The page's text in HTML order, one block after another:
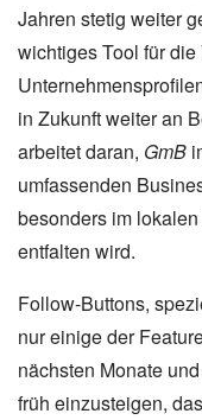
Jahren stetig weiter
wichtiges Tool für
in Zukunft weiter an
arbeitet daran, GmB
umfassenden
besonders im
entfalten wird.
Follow-Buttons,
nur einige der
nächsten Monate
früh einzusteigen,